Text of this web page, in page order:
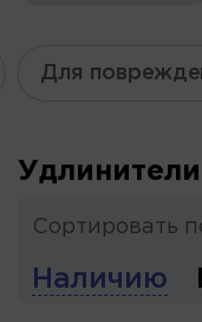
Для
Удлинители
Сортировать
Наличию